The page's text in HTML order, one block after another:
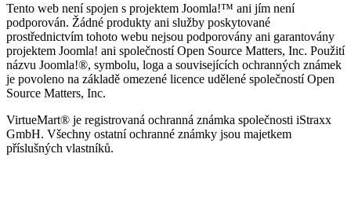
Tento web není spojen s projektem Joomla!™ ani jím není
podporován. Žádné produkty ani služby poskytované
prostřednictvím tohoto webu nejsou podporovány ani garantovány
projektem Joomla! ani společností Open Source Matters, Inc. Použití
názvu Joomla!®, symbolu, loga a souvisejících ochranných známek
je povoleno na základě omezené licence udělené společností Open
Source Matters, Inc.
VirtueMart® je registrovaná ochranná známka společnosti iStraxx
GmbH. Všechny ostatní ochranné známky jsou majetkem
příslušných vlastníků.